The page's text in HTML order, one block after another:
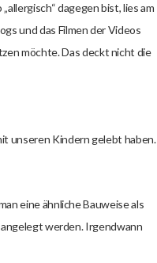
dagegen bist, lies am
und das Filmen der Videos
möchte. Das deckt nicht die
unseren Kindern gelebt haben.
eine ähnliche Bauweise als
werden. Irgendwann